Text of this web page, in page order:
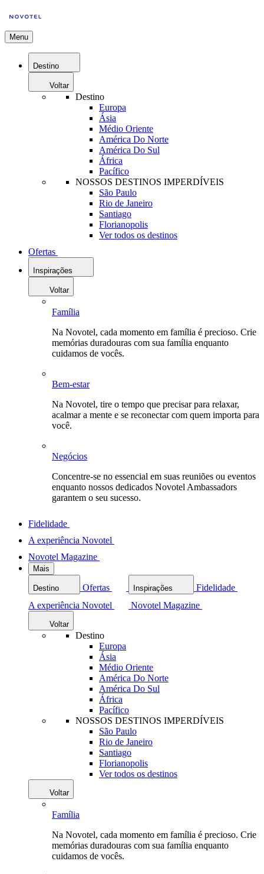
Menu
Destino
Voltar
Destino
Europa
Ásia
Médio Oriente
América Do Norte
América Do Sul
África
Pacífico
NOSSOS DESTINOS IMPERDÍVEIS
São Paulo
Rio de Janeiro
Santiago
Florianopolis
Ver todos os destinos
Ofertas
Inspirações
Voltar
Família
Na Novotel, cada momento em família é precioso. Crie
memórias duradouras com sua família enquanto
cuidamos de vocês.
Bem-estar
Na Novotel, tire o tempo que precisar para relaxar,
acalmar a mente e se reconectar com quem importa para
você.
Negócios
Concentre-se no essencial em suas reuniões ou eventos
enquanto nossos dedicados Novotel Ambassadors
garantem o seu sucesso.
Fidelidade
A experiência Novotel
Novotel Magazine
Mais
Destino Ofertas Inspirações
Fidelidade
A experiência Novotel
Novotel Magazine
Voltar
Destino
Europa
Ásia
Médio Oriente
América Do Norte
América Do Sul
África
Pacífico
NOSSOS DESTINOS IMPERDÍVEIS
São Paulo
Rio de Janeiro
Santiago
Florianopolis
Ver todos os destinos
Voltar
Família
Na Novotel, cada momento em família é precioso. Crie
memórias duradouras com sua família enquanto
cuidamos de vocês.